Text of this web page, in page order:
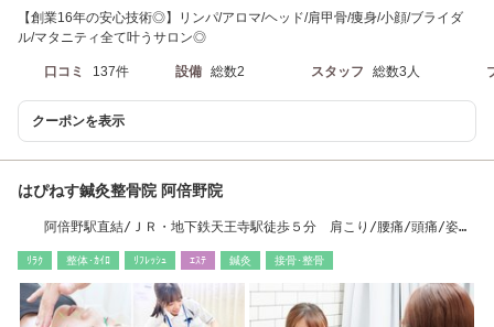
【創業16年の安心技術◎】リンパ/アロマ/ヘッド/肩甲骨/痩身/小顔/ブライダ
ル/マタニティ全て叶うサロン◎
口コミ 137件 設備 総数2 スタッフ 総数3人
クーポンを表示
はぴねす鍼灸整骨院 阿倍野院
阿倍野駅直結/ＪＲ・地下鉄天王寺駅徒歩５分 肩こり/腰痛/頭痛/姿
ﾘﾗｸ 整体･ｶｲﾛ ﾘﾌﾚｯｼｭ ｴｽﾃ 鍼灸 接骨･整骨